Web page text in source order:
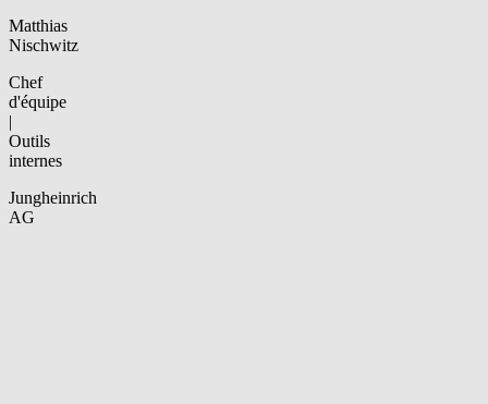
Matthias
Nischwitz
Chef
d'équipe
|
Outils
internes
Jungheinrich
AG